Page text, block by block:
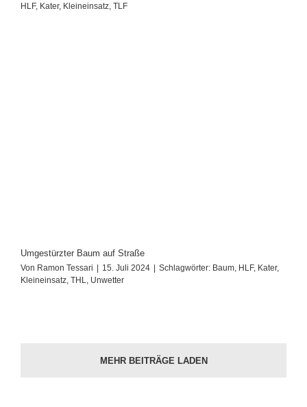
HLF, Kater, Kleineinsatz, TLF
Umgestürzter Baum auf Straße
Von Ramon Tessari | 15. Juli 2024 | Schlagwörter: Baum HLF, Kater,
Kleineinsatz THL Unwetter
MEHR BEITRÄGE LADEN